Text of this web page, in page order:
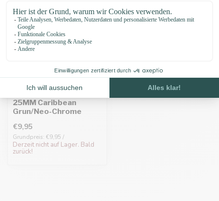
25MM Caribbean
Grun/Neo-Chrome
€9,95
Grundpreis: €9,95 /
Derzeit nicht auf Lager. Bald
zurück!